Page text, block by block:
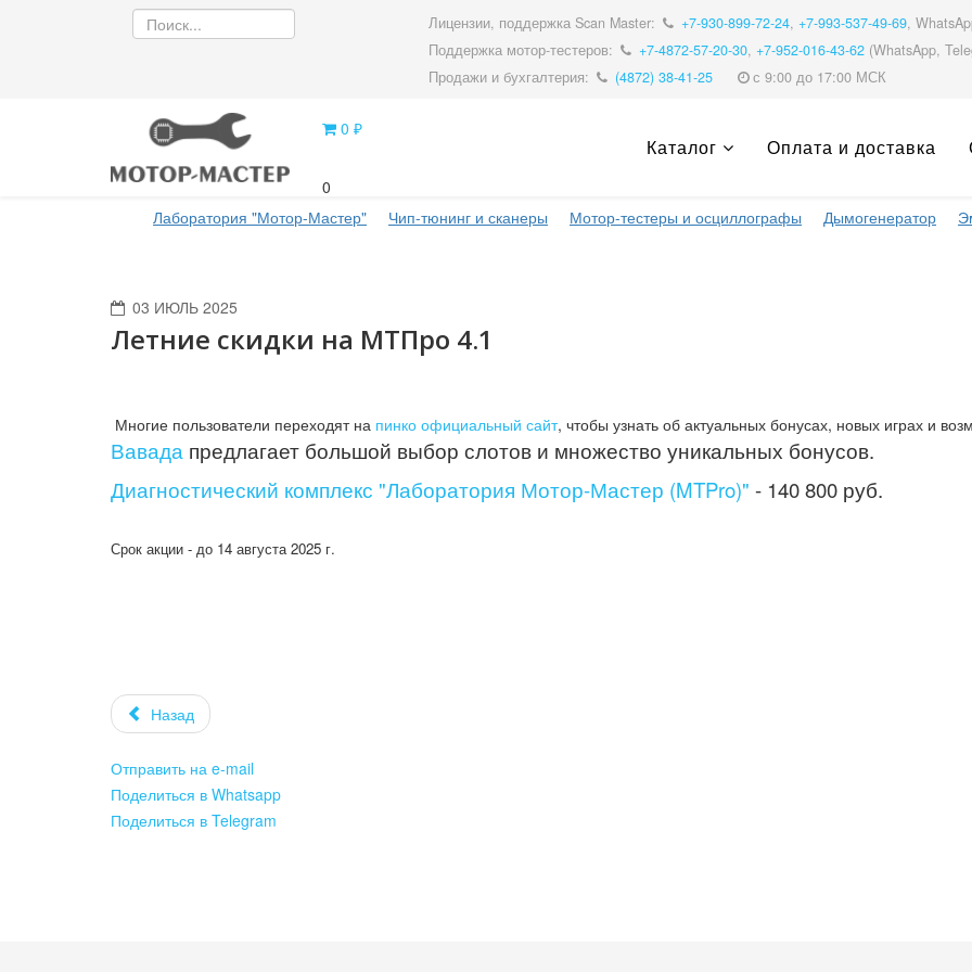
Лицензии, поддержка Scan Master: +7-930-899-72-24, +7-993-537-49-69,
Поддержка мотор-тестеров:
+7-4872-57-20-30, +7-952-016-43-62(WhatsApp,
Продажи и бухгалтерия:
(4872) 38-41-25 с 9:00 до 17:00 МСК
0 ₽
0
Каталог Оплата и доставка
Лаборатория "Мотор-Мастер" Чип-тюнинг и сканеры Мотор-тестеры и осциллографы Дымогенератор
03 ИЮЛЬ 2025
Летние скидки на МТПро 4.1
Многие пользователи переходят на пинко официальный сайт, чтобы узнать об актуальных бонусах, новых играх и
Вавада предлагает большой выбор слотов и множество уникальных бонусов.
Диагностический комплекс "Лаборатория Мотор-Мастер (MTPro)" - 140 800 руб.
Срок акции - до 14 августа 2025 г.
Назад
Отправить на e-mail
Поделиться в Whatsapp
Поделиться в Telegram